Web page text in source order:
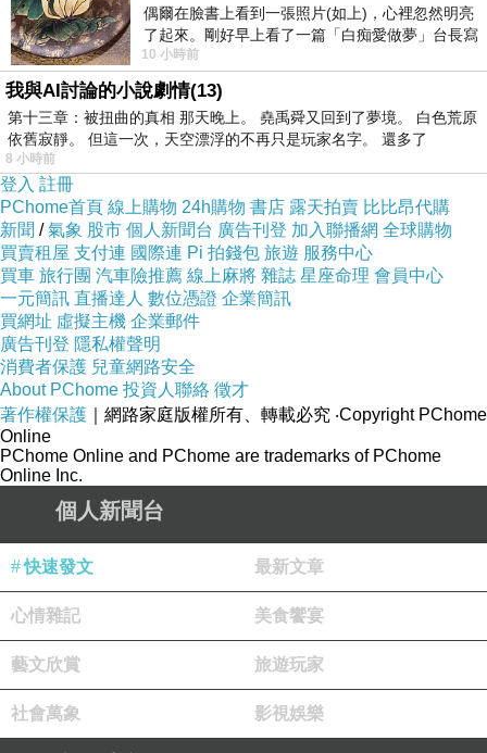
最近Pokemon-Go剛開放台灣區下載不
少人瘋玩，要前往用餐時經過林森公園
附近，公園內聚集不少抓怪的玩家，遠
遠看真的很像喪屍XD，個人對電玩遊
戲較冷感不太有興趣所以手機內也沒什
麼遊戲app，但也不會禁止小孩玩只要
不要玩物喪志就可以，很多人禁止小孩
接觸電腦但卻可以使用手機，卻不知道
手機上遊戲也一堆啊！只是玩歸玩該做
的事還是要完成就沒有問題，不要完到
偶爾在臉書上看到一張照片(如上)，心裡忽然明亮
了起來。剛好早上看了一篇「白痴愛做夢」台長寫
的貼文，在回顧年輕時瘋狂愛上
10 小時前
我與AI討論的小說劇情(13)
第十三章：被扭曲的真相 那天晚上。 堯禹舜又回到了夢境。 白色荒原
依舊寂靜。 但這一次，天空漂浮的不再只是玩家名字。 還多了
8 小時前
登入 註冊
PChome首頁 線上購物 24h購物 書店 露天拍賣 比比昂代購
新聞 /氣象 股市 個人新聞台 廣告刊登 加入聯播網 全球購物
買賣租屋 支付連 國際連 Pi 拍錢包 旅遊 服務中心
買車 旅行團 汽車險推薦 線上麻將 雜誌 星座命理 會員中心
一元簡訊 直播達人 數位憑證 企業簡訊
買網址 虛擬主機 企業郵件
廣告刊登 隱私權聲明
消費者保護 兒童網路安全
About PChome 投資人聯絡 徵才
著作權保護 ｜網路家庭版權所有、轉載必究 ‧Copyright PChome
Online
PChome Online and PChome are trademarks of PChome
Online Inc.
個人新聞台
快速發文 最新文章
心情雜記 美食饗宴
藝文欣賞 旅遊玩家
社會萬象 影視娛樂